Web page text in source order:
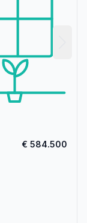
€ 584.500